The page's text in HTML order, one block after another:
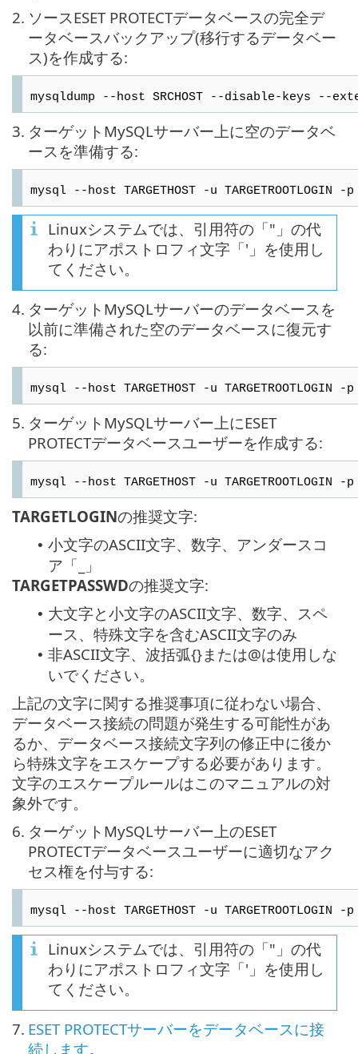
2. ソースESET PROTECTデータベースの完全デ
ータベースバックアップ(移行するデータベー
ス)を作成する:
mysqldump --host SRCHOST --disable-keys --
3. ターゲットMySQLサーバー上に空のデータベ
ースを準備する:
mysql --host TARGETHOST -u TARGETROOTLOGIN
Linuxシステムでは、引用符の「"」の代
わりにアポストロフィ文字「'」を使用し
てください。
4. ターゲットMySQLサーバーのデータベースを
以前に準備された空のデータベースに復元す
る:
mysql --host TARGETHOST -u TARGETROOTLOGIN -p
5. ターゲットMySQLサーバー上にESET
PROTECTデータベースユーザーを作成する:
mysql --host TARGETHOST -u TARGETROOTLOGIN -
TARGETLOGINの推奨文字:
• 小文字のASCII文字、数字、アンダースコ
ア「_」
TARGETPASSWDの推奨文字:
• 大文字と小文字のASCII文字、数字、スペ
ース、特殊文字を含むASCII文字のみ
• 非ASCII文字、波括弧{}または@は使用しな
いでください。
上記の文字に関する推奨事項に従わない場合、
データベース接続の問題が発生する可能性があ
るか、データベース接続文字列の修正中に後か
ら特殊文字をエスケープする必要があります。
文字のエスケープルールはこのマニュアルの対
象外です。
6. ターゲットMySQLサーバー上のESET
PROTECTデータベースユーザーに適切なアク
セス権を付与する:
mysql --host TARGETHOST -u TARGETROOTLOGIN -
Linuxシステムでは、引用符の「"」の代
わりにアポストロフィ文字「'」を使用し
てください。
7. ESET PROTECTサーバーをデータベースに接
続します。